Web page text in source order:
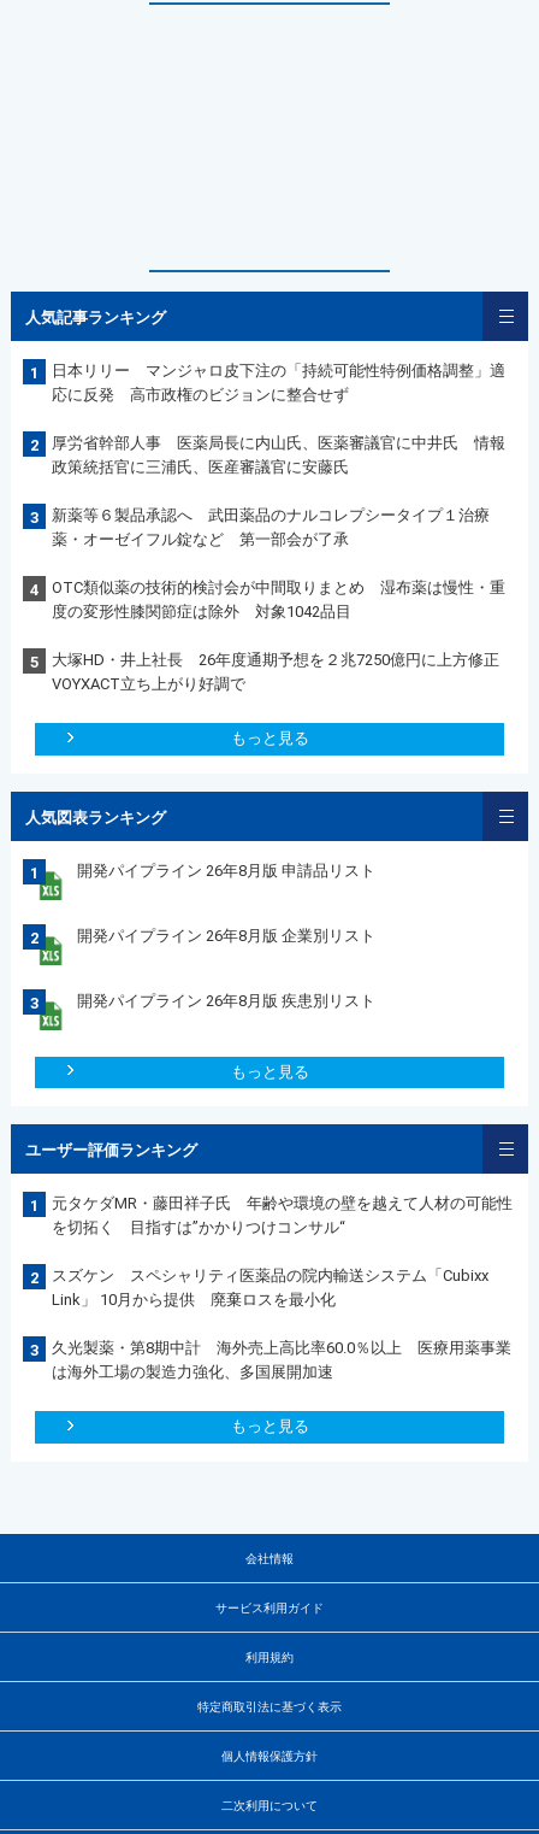
人気記事ランキング
1
日本リリー マンジャロ皮下注の「持続可能性特例価格調整」適
応に反発 高市政権のビジョンに整合せず
2
厚労省幹部人事 医薬局長に内山氏、医薬審議官に中井氏 情報
政策統括官に三浦氏、医産審議官に安藤氏
3
新薬等６製品承認へ 武田薬品のナルコレプシータイプ１治療
薬・オーゼイフル錠など 第一部会が了承
4
OTC類似薬の技術的検討会が中間取りまとめ 湿布薬は慢性・重
度の変形性膝関節症は除外 対象1042品目
5
大塚HD・井上社長 26年度通期予想を２兆7250億円に上方修正
VOYXACT立ち上がり好調で
もっと見る
人気図表ランキング
1 開発パイプライン 26年8月版 申請品リスト
2 開発パイプライン 26年8月版 企業別リスト
3 開発パイプライン 26年8月版 疾患別リスト
もっと見る
ユーザー評価ランキング
1
元タケダMR・藤田祥子氏 年齢や環境の壁を越えて人材の可能性
を切拓く 目指すは”かかりつけコンサル“
2
スズケン スペシャリティ医薬品の院内輸送システム「Cubixx
Link」 10月から提供 廃棄ロスを最小化
3
久光製薬・第8期中計 海外売上高比率60.0％以上 医療用薬事業
は海外工場の製造力強化、多国展開加速
もっと見る
会社情報
サービス利用ガイド
利用規約
特定商取引法に基づく表示
個人情報保護方針
二次利用について